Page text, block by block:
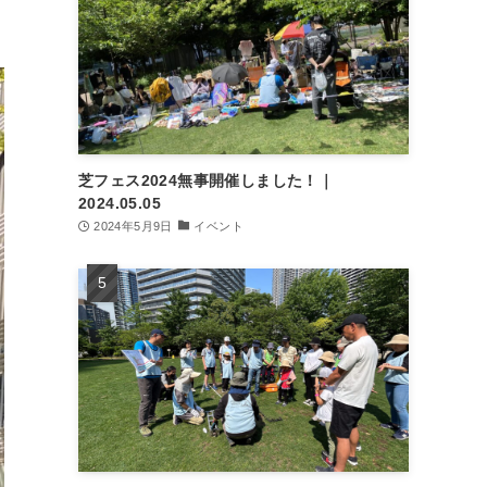
芝フェス2024無事開催しました！｜
2024.05.05
2024年5月9日 イベント